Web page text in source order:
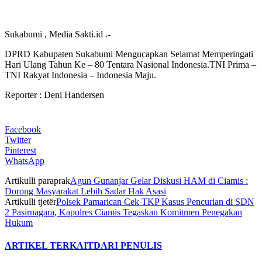
Sukabumi , Media Sakti.id .-
DPRD Kabupaten Sukabumi Mengucapkan Selamat Memperingati
Hari Ulang Tahun Ke – 80 Tentara Nasional Indonesia.TNI Prima –
TNI Rakyat Indonesia – Indonesia Maju.
Reporter : Deni Handersen
Facebook
Twitter
Pinterest
WhatsApp
Artikulli paraprakAgun Gunanjar Gelar Diskusi HAM di Ciamis :
Dorong Masyarakat Lebih Sadar Hak Asasi
Artikulli tjetërPolsek Pamarican Cek TKP Kasus Pencurian di SDN
2 Pasirnagara, Kapolres Ciamis Tegaskan Komitmen Penegakan
Hukum
ARTIKEL TERKAITDARI PENULIS